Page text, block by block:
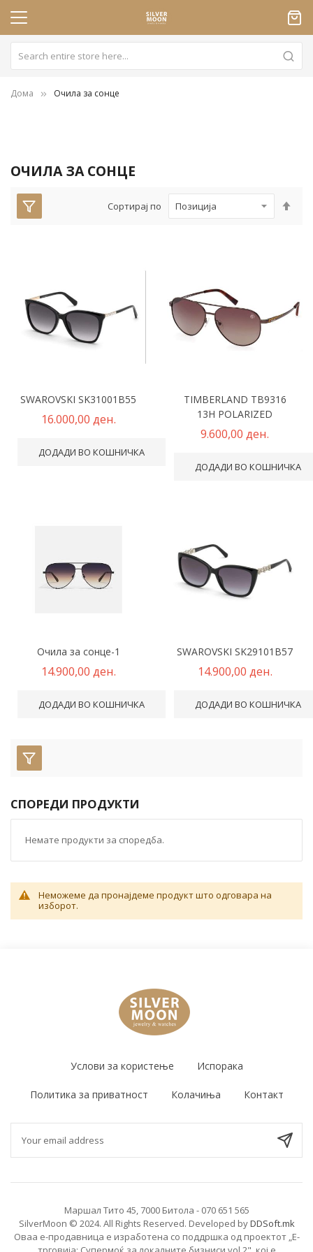
Дома Очила за сонце
ОЧИЛА ЗА СОНЦЕ
Сортирај по
SWAROVSKI SK31001B55
16.000,00 ден.
ДОДАДИ ВО КОШНИЧКА
TIMBERLAND TB9316
13H POLARIZED
9.600,00 ден.
ДОДАДИ ВО КОШНИЧКА
Очила за сонце-1
14.900,00 ден.
ДОДАДИ ВО КОШНИЧКА
SWAROVSKI SK29101B57
14.900,00 ден.
ДОДАДИ ВО КОШНИЧКА
СПОРЕДИ ПРОДУКТИ
Немате продукти за споредба.
Неможеме да пронајдеме продукт што одговара на
изборот.
Услови за користење Испорака
Политика за приватност Колачиња Контакт
Маршал Тито 45, 7000 Битола - 070 651 565
SilverMoon © 2024. All Rights Reserved. Developed byDDSoft.mk
Оваа е-продавница е изработена со поддршка од проектот „Е-